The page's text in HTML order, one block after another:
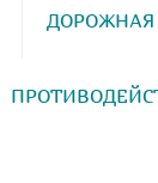
ДОРОЖНАЯ